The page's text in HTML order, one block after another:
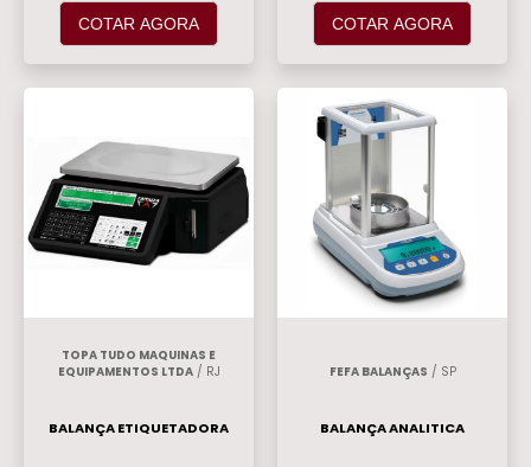
COTAR AGORA COTAR AGORA
TOPA TUDO MAQUINAS E
EQUIPAMENTOS LTDA/ RJ
BALANÇA ETIQUETADORA
FEFA BALANÇAS / SP
BALANÇA ANALITICA